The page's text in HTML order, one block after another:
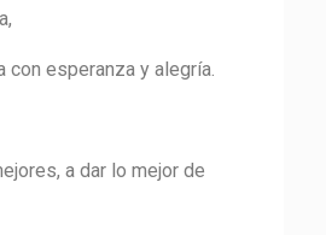
con esperanza y alegría.
a dar lo mejor de